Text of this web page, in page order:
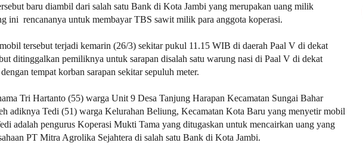
baru diambil dari salah satu Bank di Kota Jambi yang merupakan uang milik
ini rencananya untuk membayar TBS sawit milik para anggota koperasi.
tersebut terjadi kemarin (26/3) sekitar pukul 11.15 WIB di daerah Paal V di dekat
ditinggalkan pemiliknya untuk sarapan disalah satu warung nasi di Paal V di dekat
tempat korban sarapan sekitar sepuluh meter.
Tri Hartanto (55) warga Unit 9 Desa Tanjung Harapan Kecamatan Sungai Bahar
adiknya Tedi (51) warga Kelurahan Beliung, Kecamatan Kota Baru yang menyetir mobil
adalah pengurus Koperasi Mukti Tama yang ditugaskan untuk mencairkan uang yang
PT Mitra Agrolika Sejahtera di salah satu Bank di Kota Jambi.